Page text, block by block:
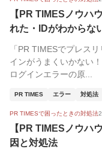
【PR TIMESノウハ
れた・IDがわからな
「PR TIMESでプレス
インがうまくいかない
ログインエラーの原...
PR TIMES エラー 対処法
PR TIMESで困ったときの対処法
【PR TIMESノウハ
因と対処法